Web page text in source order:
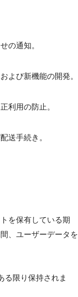
の通知。
よび新機能の開発。
利用の防止。
送手続き。
を保有している期
、ユーザーデータを
る限り保持されま